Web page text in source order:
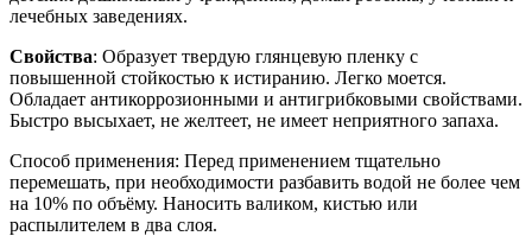
лечебных заведениях.
Свойства: Образует твердую глянцевую пленку с
повышенной стойкостью к истиранию. Легко моется.
Обладает антикоррозионными и антигрибковыми свойствами.
Быстро высыхает, не желтеет, не имеет неприятного запаха.
Способ применения: Перед применением тщательно
перемешать, при необходимости разбавить водой не более чем
на 10% по объёму. Наносить валиком, кистью или
распылителем в два слоя.